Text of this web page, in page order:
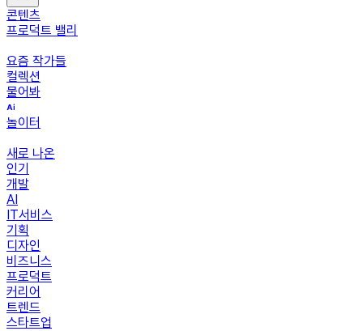
콘텐츠
프로덕트 밸리
요즘 작가들
컬렉션
물어봐
놀이터
새로 나온
인기
개발
AI
IT서비스
기획
디자인
비즈니스
프로덕트
커리어
트렌드
스타트업